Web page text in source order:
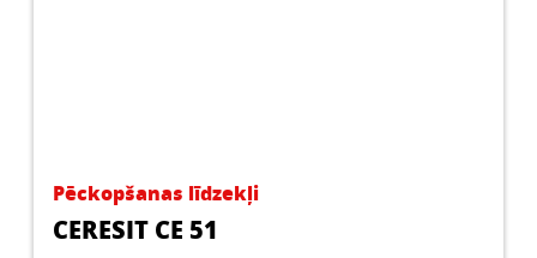
Pēckopšanas līdzekļi
CERESIT CE 51